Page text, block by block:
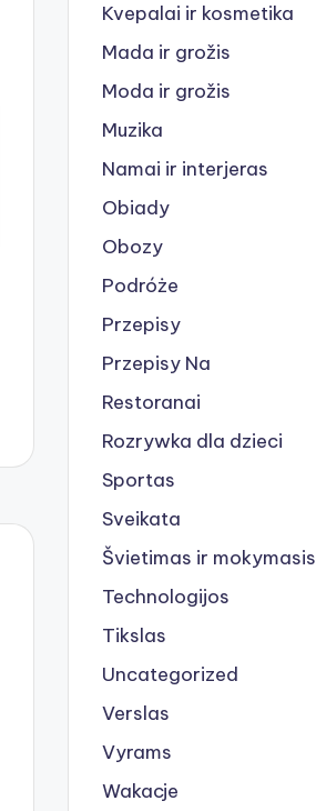
Kvepalai ir kosmetika
Mada ir grožis
Moda ir grožis
Muzika
Namai ir interjeras
Obiady
Obozy
Podróże
Przepisy
Przepisy Na
Restoranai
Rozrywka dla dzieci
Sportas
Sveikata
Švietimas ir mokymasis
Technologijos
Tikslas
Uncategorized
Verslas
Vyrams
Wakacje